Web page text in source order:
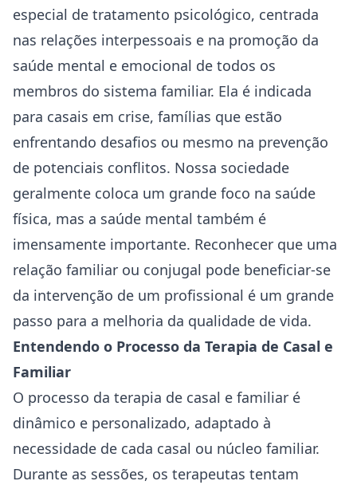
especial de ‌tratamento psicológico, centrada
nas relações interpessoais⁣ e na promoção da
saúde mental e emocional de todos os⁣
membros do sistema familiar. Ela é indicada ​
para casais em crise, famílias que estão
⁣enfrentando desafios ou mesmo na ​prevenção
de potenciais ⁣conflitos. Nossa sociedade
geralmente ​coloca ‌um grande⁣ foco na saúde
física, mas a saúde mental ⁣também é
imensamente importante. Reconhecer que uma
relação familiar ou conjugal pode beneficiar-se
da intervenção de um profissional é um grande
passo para a melhoria da qualidade‍ de vida.
Entendendo o Processo da‍ Terapia ⁣de Casal‍ e
Familiar
O processo da terapia de casal ⁢e familiar é
dinâmico e personalizado, adaptado à
necessidade ‌de cada casal ou núcleo familiar.
Durante as sessões, os terapeutas tentam